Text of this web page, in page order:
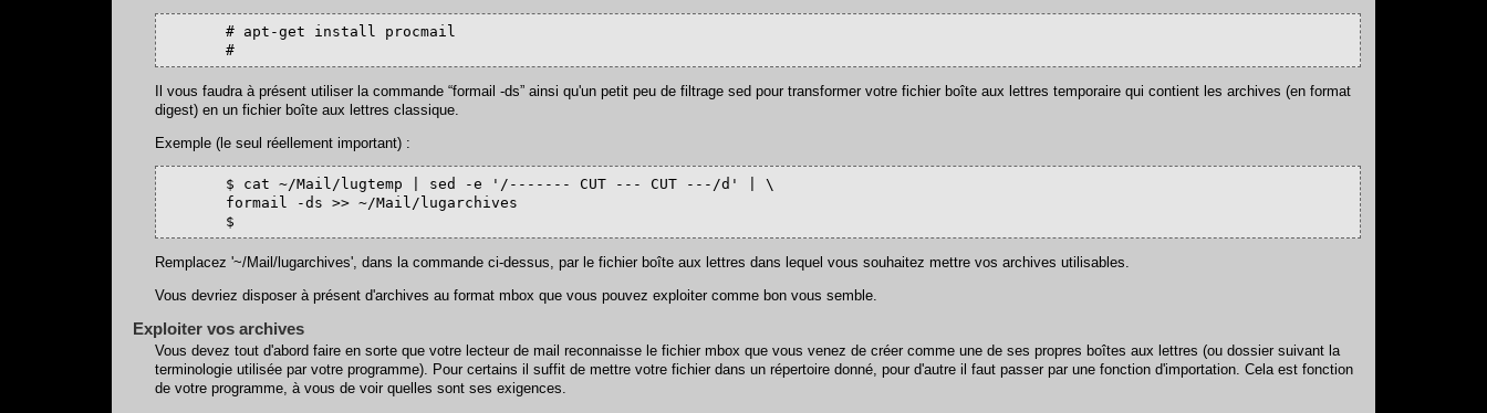
       # apt-get install procmail
       #
Il vous faudra à présent utiliser la commande “formail -ds” ainsi qu'un petit peu de filtrage sed pour transformer votre fichier boîte aux lettres temporaire qui contient les archives (en format
digest) en un fichier boîte aux lettres classique.
Exemple (le seul réellement important) :
       $ cat ~/Mail/lugtemp | sed -e '/------- CUT --- CUT ---/d' | \
       formail -ds >> ~/Mail/lugarchives
       $
Remplacez '~/Mail/lugarchives', dans la commande ci-dessus, par le fichier boîte aux lettres dans lequel vous souhaitez mettre vos archives utilisables.
Vous devriez disposer à présent d'archives au format mbox que vous pouvez exploiter comme bon vous semble.
Exploiter vos archives
Vous devez tout d'abord faire en sorte que votre lecteur de mail reconnaisse le fichier mbox que vous venez de créer comme une de ses propres boîtes aux lettres (ou dossier suivant la
terminologie utilisée par votre programme). Pour certains il suffit de mettre votre fichier dans un répertoire donné, pour d'autre il faut passer par une fonction d'importation. Cela est fonction
de votre programme, à vous de voir quelles sont ses exigences.